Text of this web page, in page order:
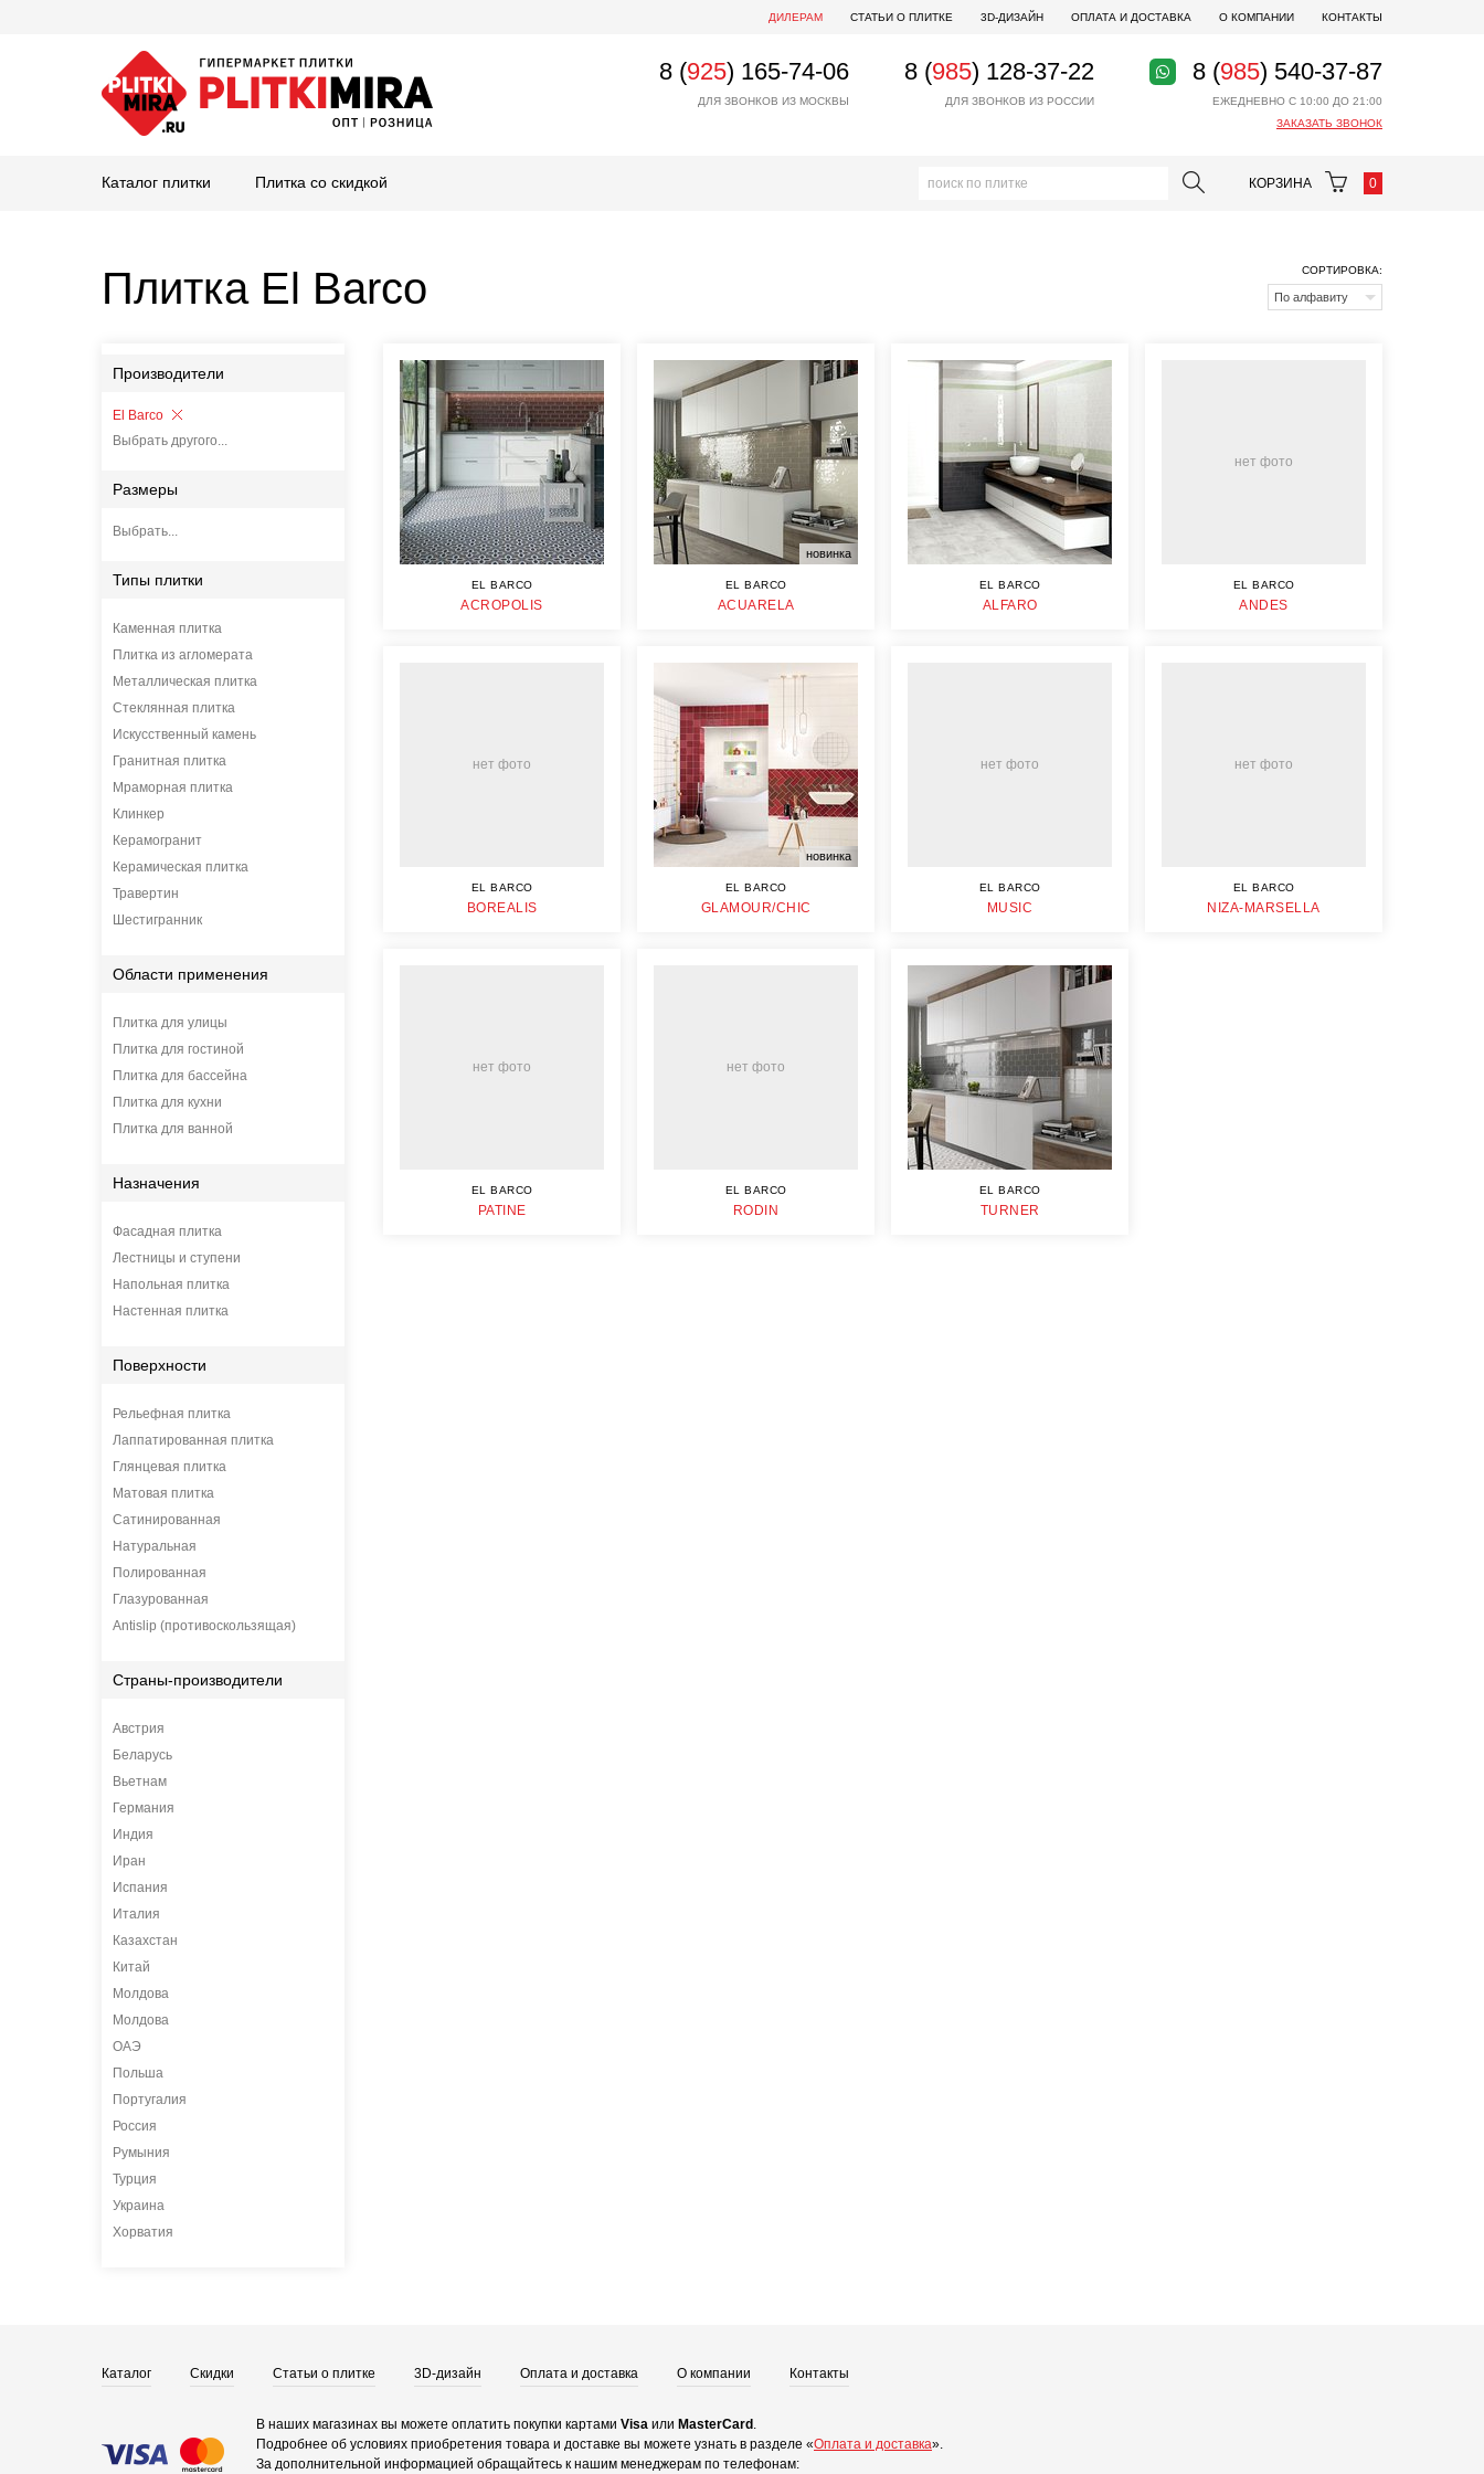
ДИЛЕРАМ СТАТЬИ О ПЛИТКЕ 3D-ДИЗАЙН ОПЛАТА И ДОСТАВКА О КОМПАНИИ КОНТАКТЫ
8 (925) 165-74-06
ДЛЯ ЗВОНКОВ ИЗ МОСКВЫ
8 (985) 128-37-22
ДЛЯ ЗВОНКОВ ИЗ РОССИИ
8 (985) 540-37-87
ЕЖЕДНЕВНО С 10:00 ДО 21:00
ЗАКАЗАТЬ ЗВОНОК
Каталог плитки Плитка со скидкой КОРЗИНА 0
Плитка El Barco СОРТИРОВКА:
По алфавиту
Производители
El Barco
Выбрать другого...
Размеры
Выбрать...
Типы плитки
Каменная плитка
Плитка из агломерата
Металлическая плитка
Стеклянная плитка
Искусственный камень
Гранитная плитка
Мраморная плитка
Клинкер
Керамогранит
Керамическая плитка
Травертин
Шестигранник
Области применения
Плитка для улицы
Плитка для гостиной
Плитка для бассейна
Плитка для кухни
Плитка для ванной
Назначения
Фасадная плитка
Лестницы и ступени
Напольная плитка
Настенная плитка
Поверхности
Рельефная плитка
Лаппатированная плитка
Глянцевая плитка
Матовая плитка
Сатинированная
Натуральная
Полированная
Глазурованная
Antislip (противоскользящая)
Страны-производители
Австрия
Беларусь
Вьетнам
Германия
Индия
Иран
Испания
Италия
Казахстан
Китай
Молдова
Молдова
ОАЭ
Польша
Португалия
Россия
Румыния
Турция
Украина
Хорватия
EL BARCO
ACROPOLIS
новинка
EL BARCO
ACUARELA
EL BARCO
ALFARO
нет фото
EL BARCO
ANDES
нет фото
EL BARCO
BOREALIS
новинка
EL BARCO
GLAMOUR/CHIC
нет фото
EL BARCO
MUSIC
нет фото
EL BARCO
NIZA-MARSELLA
нет фото
EL BARCO
PATINE
нет фото
EL BARCO
RODIN
EL BARCO
TURNER
Каталог Скидки Статьи о плитке 3D-дизайн Оплата и доставка О компании Контакты
В наших магазинах вы можете оплатить покупки картами Visa или MasterCard .
Подробнее об условиях приобретения товара и доставке вы можете узнать в разделе «Оплата и доставка».
За дополнительной информацией обращайтесь к нашим менеджерам по телефонам: